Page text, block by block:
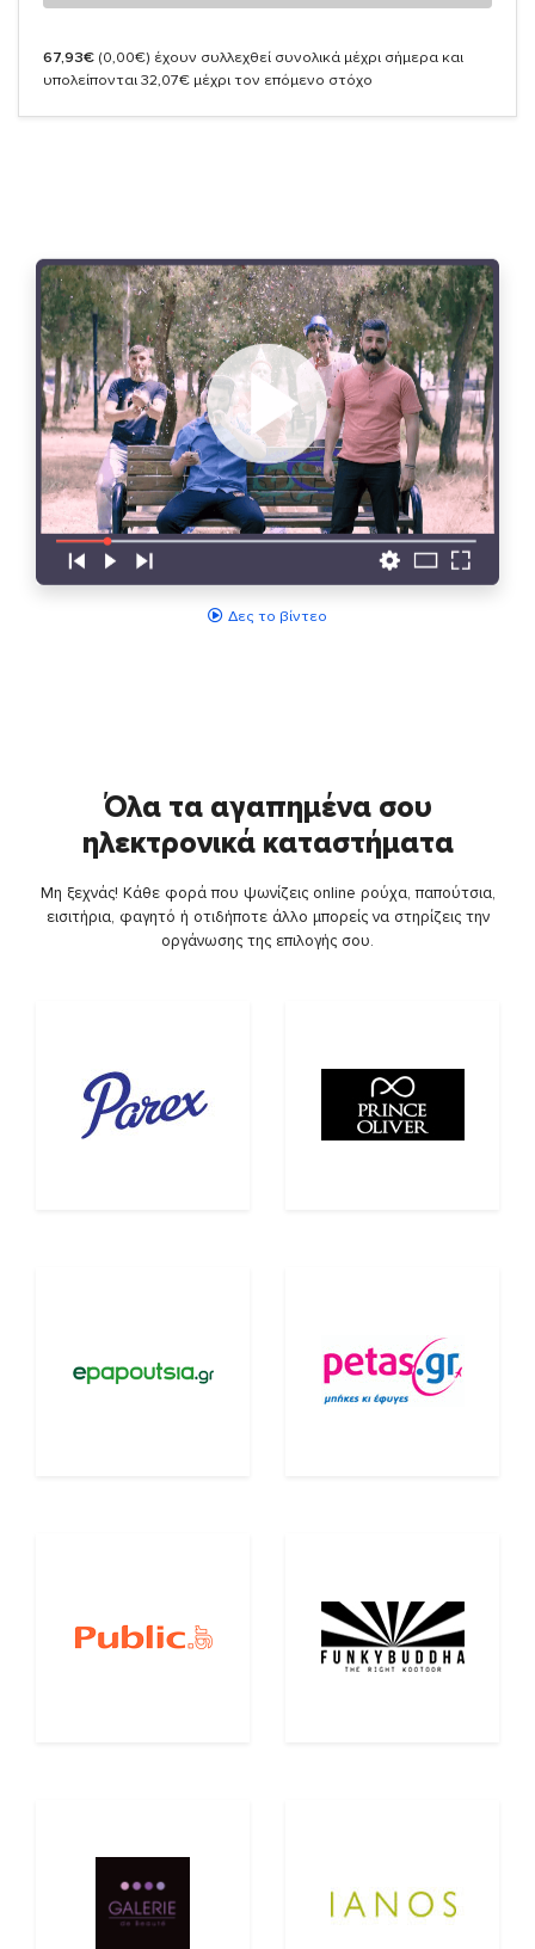
67,93€ (0,00€) έχουν συλλεχθεί συνολικά μέχρι σήμερα και
υπολείπονται 32,07€ μέχρι τον επόμενο στόχο
Δες το βίντεο
Όλα τα αγαπημένα σου
ηλεκτρονικά καταστήματα
Μη ξεχνάς! Κάθε φορά που ψωνίζεις online ρούχα, παπούτσια,
εισιτήρια, φαγητό ή οτιδήποτε άλλο μπορείς να στηρίζεις την
οργάνωσης της επιλογής σου.